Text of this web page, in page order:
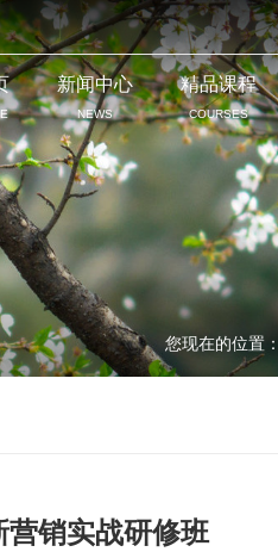
新闻中心
NEWS
精品课程
COURSES
您现在的位置：
营销实战研修班